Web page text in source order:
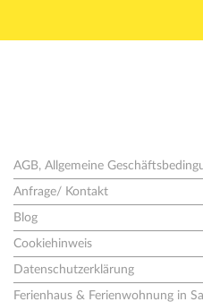
AGB, Allgemeine
Anfrage/ Kontakt
Blog
Cookiehinweis
Datenschutzerklärung
Ferienhaus & Ferienwohnung in